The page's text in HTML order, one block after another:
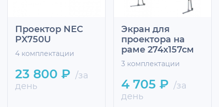
Проектор NEC
PX750U
4 комплектации
23 800 ₽ /за
день
Экран для
проектора на
раме 274х157см
3 комплектации
4 705 ₽ /за
день